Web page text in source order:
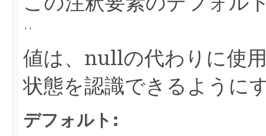
''
値は、nullの代わりに使
状態を認識できるように
デフォルト: